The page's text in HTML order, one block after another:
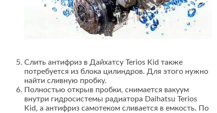
Слить антифриз в Дайхатсу Terios Kid также
потребуется из блока цилиндров. Для этого нужно
найти сливную пробку.
Полностью открыв пробки, снимается вакуум
внутри гидросистемы радиатора Daihatsu Terios
Kid, а антифриз самотеком сливается в емкость. По